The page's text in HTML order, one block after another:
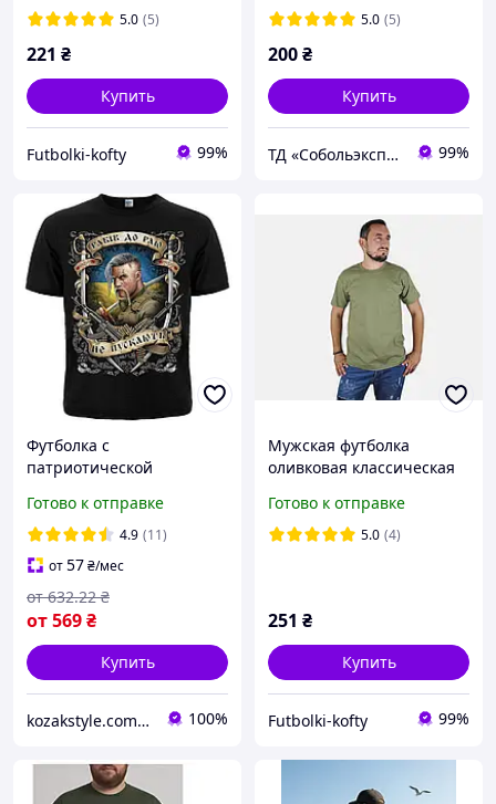
5.0 (5)
221 ₴
Купить
Futbolki-kofty 99%
5.0 (5)
200₴
Купить
ТД «Собольэкспресс» 99%
Футболка с
патриотической
не пускають" размеры р.
S. М. L.
Готово к отправке
4.9 (11)
от57₴/мес
от569₴
от 632.22 ₴
Купить
kozakstyle.com. Украинская народная одежда. Патриотическая одежда. Украинские аксессуары и сувениры 100%
Мужская футболка
оливковая классическая
Loom 2XL, 54
Готово к отправке
5.0 (4)
251 ₴
Купить
Futbolki-kofty 99%